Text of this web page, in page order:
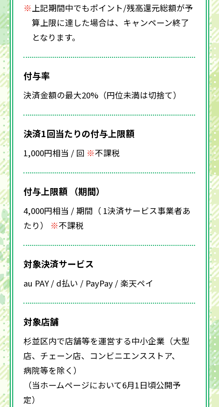
上記期間中でもポイント/残高還元総額が予
算上限に達した場合は、キャンペーン終了
となります。
付与率
決済金額の最大20%（円位未満は切捨て）
決済1回当たりの付与上限額
1,000円相当 / 回 不課税
付与上限額 （期間）
4,000円相当 / 期間（ 1決済サービス事業者あ
たり）
不課税
対象決済サービス
au PAY / d払い / PayPay / 楽天ペイ
対象店舗
杉並区内で店舗等を運営する中小企業（大型
店、チェーン店、コンビニエンスストア、
病院等を除く）
（当ホームページにおいて6月1日頃公開予
定）